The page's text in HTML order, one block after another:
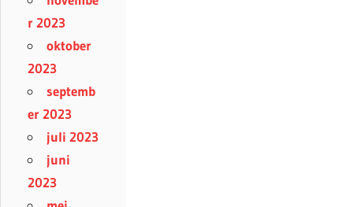
r 2023
oktober
2023
septemb
er 2023
juli 2023
juni
2023